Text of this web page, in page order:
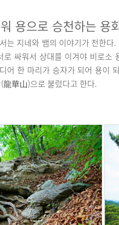
용으로 승천하는 용
는 지네와 뱀의 이야기가 전한
로 싸워서 상대를 이겨야 비로소
어 한 마리가 승자가 되어 용이
龍華山)으로 불렀다고 한다.